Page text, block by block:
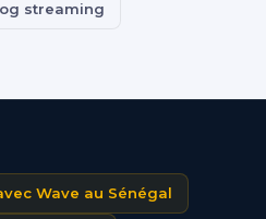
streaming
Wave au Sénégal